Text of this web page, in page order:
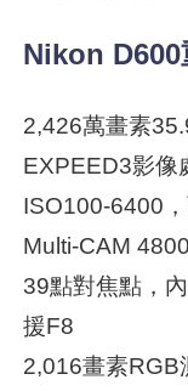
Nikon D600
2,426萬畫素
EXPEED3影像
ISO100-6400
Multi-CAM
39點對焦點，
援F8
2,016畫素RGB